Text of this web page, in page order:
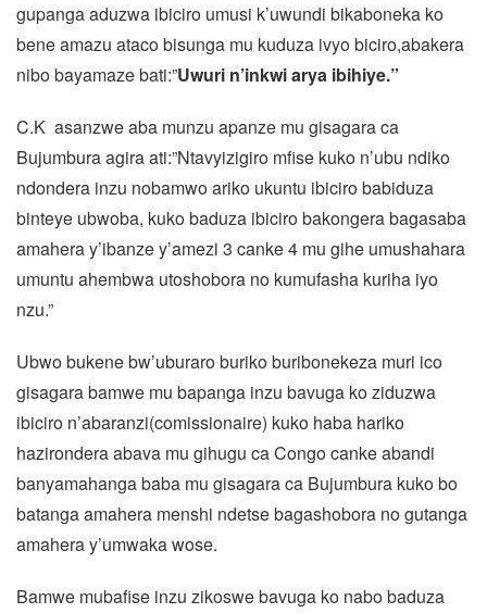
gupanga aduzwa ibiciro umusi k’uwundi bikaboneka ko
bene amazu ataco bisunga mu kuduza ivyo biciro,abakera
nibo bayamaze bati:”Uwuri n’inkwi arya ibihiye.”
C.K asanzwe aba munzu apanze mu gisagara ca
Bujumbura agira ati:”Ntavyizigiro mfise kuko n’ubu ndiko
ndondera inzu nobamwo ariko ukuntu ibiciro babiduza
binteye ubwoba, kuko baduza ibiciro bakongera bagasaba
amahera y’ibanze y’amezi 3 canke 4 mu gihe umushahara
umuntu ahembwa utoshobora no kumufasha kuriha iyo
nzu.”
Ubwo bukene bw’uburaro buriko buribonekeza muri ico
gisagara bamwe mu bapanga inzu bavuga ko ziduzwa
ibiciro n’abaranzi(comissionaire) kuko haba hariko
hazirondera abava mu gihugu ca Congo canke abandi
banyamahanga baba mu gisagara ca Bujumbura kuko bo
batanga amahera menshi ndetse bagashobora no gutanga
amahera y’umwaka wose.
Bamwe mubafise inzu zikoswe bavuga ko nabo baduza